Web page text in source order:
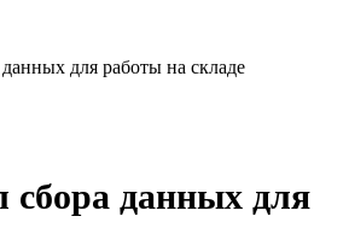
для работы на складе
сбора данных для